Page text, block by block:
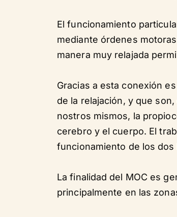
El funcionamiento
mediante órdenes
manera muy relajada
Gracias a esta conexión
de la relajación, y que
nostros mismos, la
cerebro y el cuerpo. El
funcionamiento de los
La finalidad del MOC es
principalmente en las